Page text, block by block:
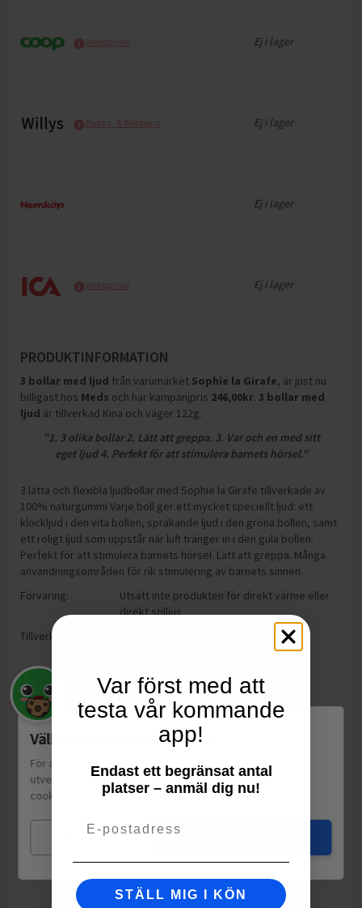
Webbpriser Ej i lager
Butiks- & Webbpris Ej i lager
Ej i lager
Webbpriser Ej i lager
PRODUKTINFORMATION
3 bollar med ljud från varumärket Sophie la Girafe, är just nu
billigast hos Meds och har kampanjpris 246,00kr. 3 bollar med
ljud är tillverkad Kina och väger 122g.
"1. 3 olika bollar 2. Lätt att greppa. 3. Var och en med sitt
eget ljud 4. Perfekt för att stimulera barnets hörsel."
3 lätta och flexibla ljudbollar med Sophie la Girafe tillverkade av
100% naturgummi Varje boll ger ett mycket speciellt ljud: ett
klockljud i den vita bollen, sprakande ljud i den gröna bollen, samt
ett roligt ljud som uppstår när luft tränger in i den gula bollen.
Perfekt för att stimulera barnets hörsel. Lätt att greppa. Många
användningsområden för rik stimulering av barnets sinnen.
Förvaring:
Utsätt inte produkten för direkt värme eller
direkt solljus
Tillverkning:
Välkommen till Matspar.se
För att leverera en personlig upplevelse, mäta sajtens
utveckling och ha sociala medier-koppling använder vi
cookies.
Läs mer
Mina val
Var först med att
testa vår kommande
app!
Endast ett begränsat antal
platser – anmäl dig nu!
STÄLL MIG I KÖN